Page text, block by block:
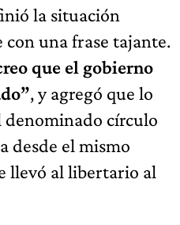
la situación
una frase tajante.
que el gobierno
, y agregó que lo
denominado círculo
desde el mismo
llevó al libertario al